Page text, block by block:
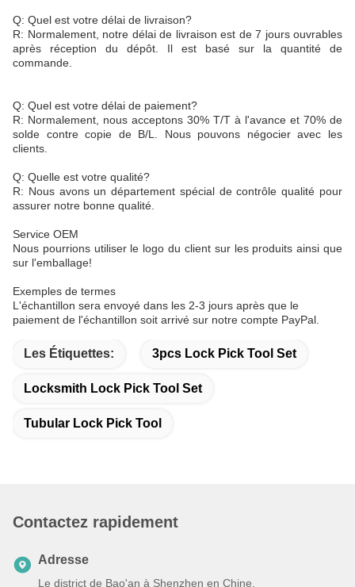
Q: Quel est votre délai de livraison?
R: Normalement, notre délai de livraison est de 7 jours ouvrables
après réception du dépôt. Il est basé sur la quantité de
commande.
Q: Quel est votre délai de paiement?
R: Normalement, nous acceptons 30% T/T à l'avance et 70% de
solde contre copie de B/L. Nous pouvons négocier avec les
clients.
Q: Quelle est votre qualité?
R: Nous avons un département spécial de contrôle qualité pour
assurer notre bonne qualité.
Service OEM
Nous pourrions utiliser le logo du client sur les produits ainsi que
sur l'emballage!
Exemples de termes
L'échantillon sera envoyé dans les 2-3 jours après que le
paiement de l'échantillon soit arrivé sur notre compte PayPal.
Les Étiquettes: 3pcs Lock Pick Tool Set
Locksmith Lock Pick Tool Set
Tubular Lock Pick Tool
Contactez rapidement
Adresse
Le district de Bao'an à Shenzhen en Chine.